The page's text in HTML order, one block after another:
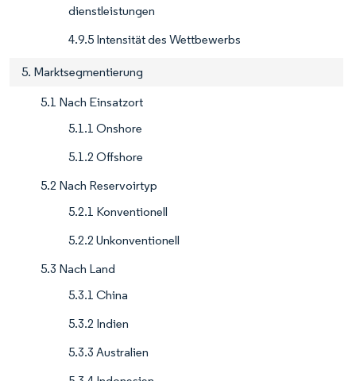
dienstleistungen
4.9.5 Intensität des Wettbewerbs
5. Marktsegmentierung
5.1 Nach Einsatzort
5.1.1 Onshore
5.1.2 Offshore
5.2 Nach Reservoirtyp
5.2.1 Konventionell
5.2.2 Unkonventionell
5.3 Nach Land
5.3.1 China
5.3.2 Indien
5.3.3 Australien